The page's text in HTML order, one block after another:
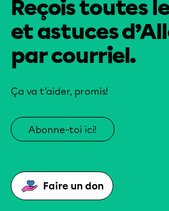
Reçois toutes
et astuces
par courriel.
Ça va t’aider, promis!
Abonne-toi ici!
Faire un don